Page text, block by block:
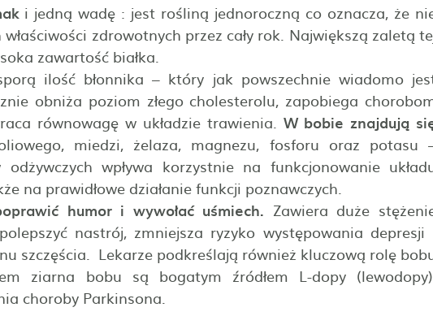
i jedną wadę : jest rośliną jednoroczną co oznacza, że
zdrowotnych przez cały rok. Największą zaletą
zawartość białka.
ilość błonnika – który jak powszechnie wiadomo
obniża poziom złego cholesterolu, zapobiega
równowagę w układzie trawienia. W bobie znajdują
miedzi, żelaza, magnezu, fosforu oraz potasu
odżywczych wpływa korzystnie na funkcjonowanie
na prawidłowe działanie funkcji poznawczych.
humor i wywołać uśmiech. Zawiera duże
nastrój, zmniejsza ryzyko występowania depresji
szczęścia. Lekarze podkreślają również kluczową rolę
ziarna bobu są bogatym źródłem L-dopy
choroby Parkinsona.